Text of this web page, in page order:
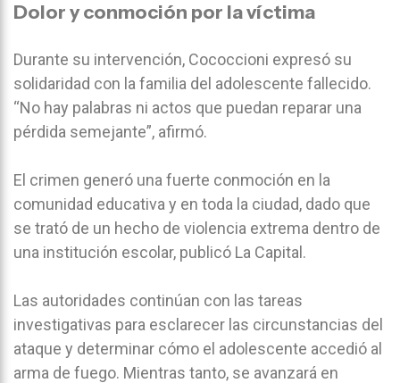
Dolor y conmoción por la víctima
Durante su intervención, Cococcioni expresó su
solidaridad con la familia del adolescente fallecido.
“No hay palabras ni actos que puedan reparar una
pérdida semejante”, afirmó.
El crimen generó una fuerte conmoción en la
comunidad educativa y en toda la ciudad, dado que
se trató de un hecho de violencia extrema dentro de
una institución escolar, publicó La Capital.
Las autoridades continúan con las tareas
investigativas para esclarecer las circunstancias del
ataque y determinar cómo el adolescente accedió al
arma de fuego. Mientras tanto, se avanzará en